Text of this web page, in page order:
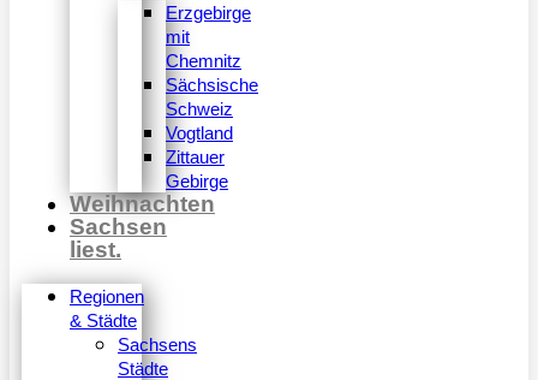
Erzgebirge
mit
Chemnitz
Sächsische
Schweiz
Vogtland
Zittauer
Gebirge
Weihnachten
Sachsen
liest.
Regionen
& Städte
Sachsens
Städte